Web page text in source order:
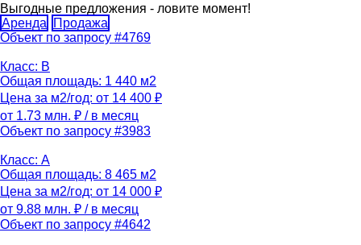
Выгодные предложения - ловите момент!
Аренда
Продажа
Объект по запросу #4769
Класс: B
Общая площадь: 1 440 м2
Цена за м2/год: от 14 400 ₽
от 1.73 млн. ₽ / в месяц
Объект по запросу #3983
Класс: A
Общая площадь: 8 465 м2
Цена за м2/год: от 14 000 ₽
от 9.88 млн. ₽ / в месяц
Объект по запросу #4642